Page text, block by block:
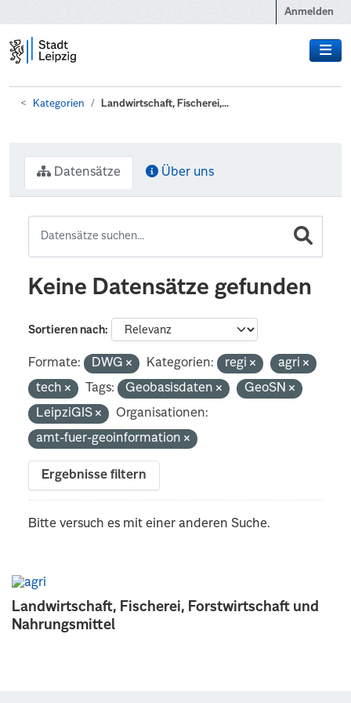
Anmelden
Kategorien Landwirtschaft, Fischerei,...
Landwirtschaft, Fischerei, Forstwirtschaft und
Nahrungsmittel
Datensätze Über uns
Keine Datensätze gefunden
Sortieren nach
Formate: DWG Kategorien: regi
agri
tech
Tags: Geobasisdaten
GeoSN
LeipziGIS
Organisationen:
amt-fuer-geoinformation
Ergebnisse filtern
Bitte versuch es mit einer anderen Suche.